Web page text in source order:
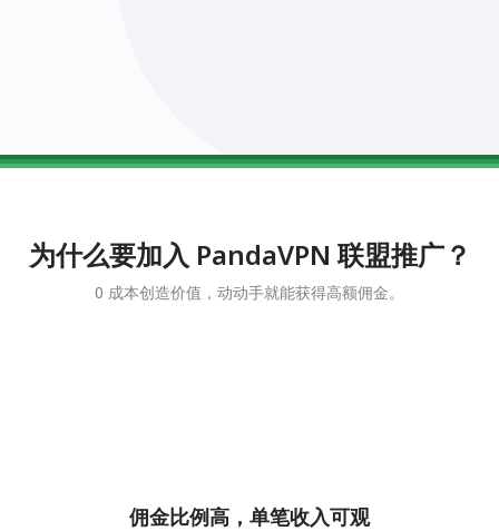
为什么要加入 PandaVPN 联盟推广？
0 成本创造价值，动动手就能获得高额佣金。
佣金比例高，单笔收入可观